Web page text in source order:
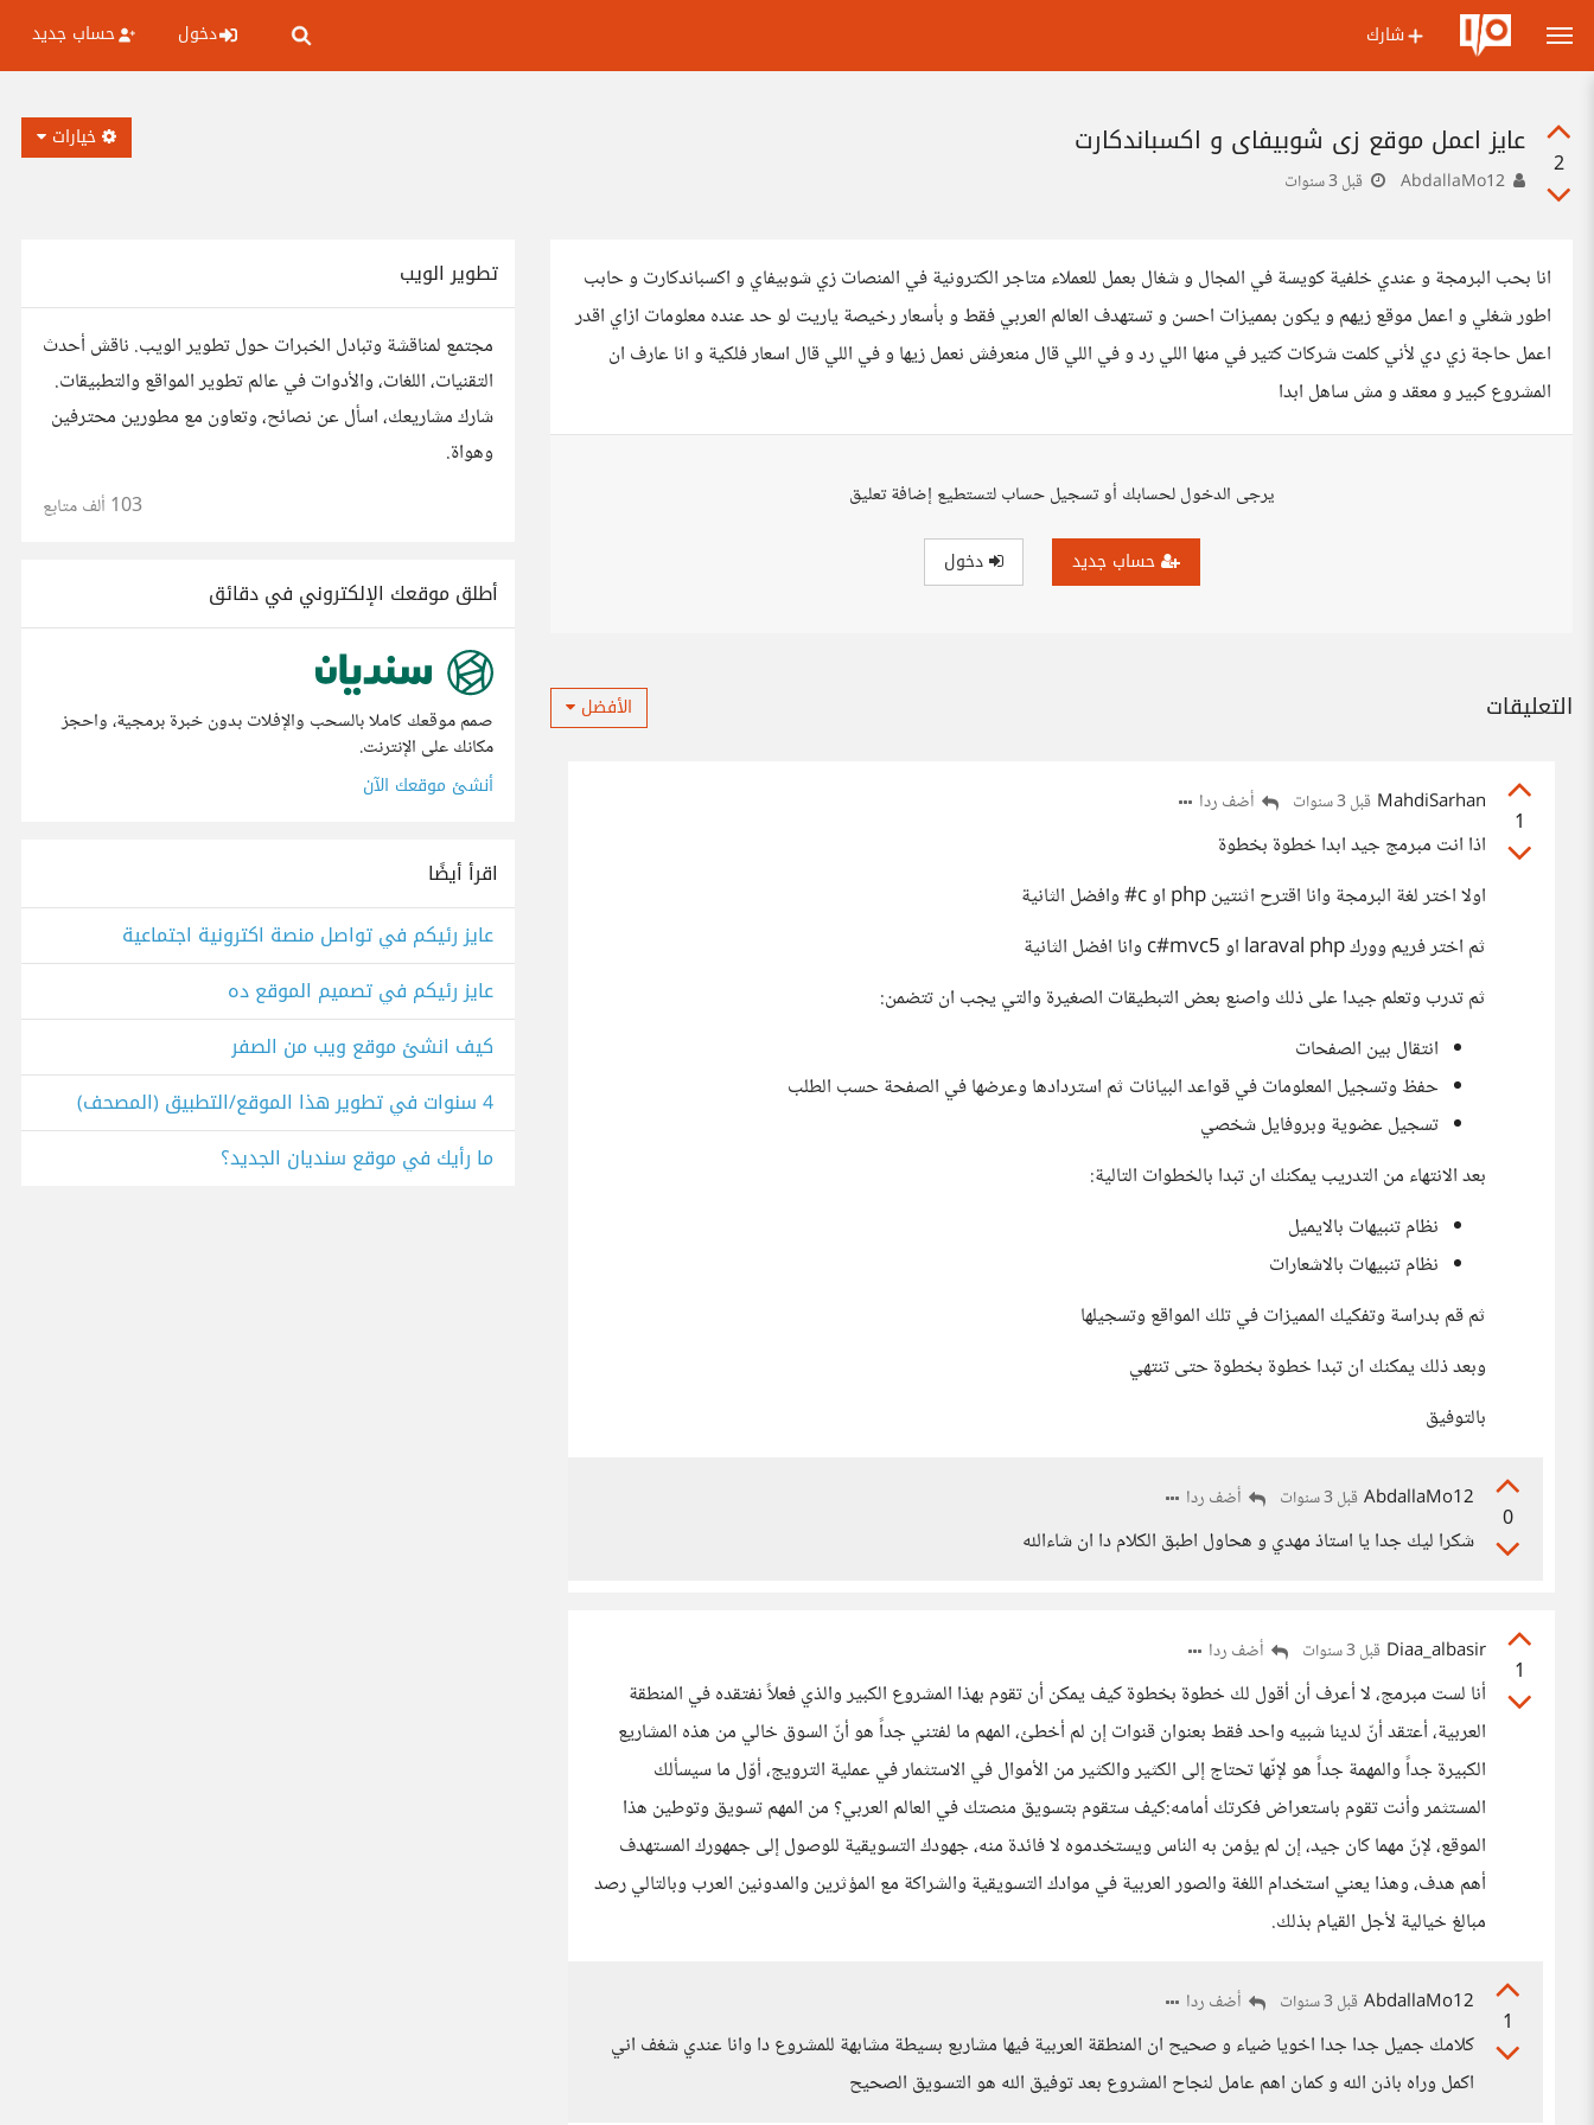
شارك دخول حساب جديد
2
عايز اعمل موقع زي شوبيفاي و اكسباندكارت
قبل 3 سنوات
خيارات
انا بحب البرمجة و عندي خلفية كويسة في المجال و شغال بعمل للعملاء متاجر الكترونية في المنصات زي شوبيفاي و اكسباندكارت و حابب
اطور شغلي و اعمل موقع زيهم و يكون بمميزات احسن و تستهدف العالم العربي فقط و بأسعار رخيصة ياريت لو حد عنده معلومات ازاي اقدر
اعمل حاجة زي دي لأني كلمت شركات كتير في منها اللي رد و في اللي قال منعرفش نعمل زيها و في اللي قال اسعار فلكية و انا عارف ان
المشروع كبير و معقد و مش ساهل ابدا
يرجى الدخول لحسابك أو تسجيل حساب لتستطيع إضافة تعليق
حساب جديد دخول
التعليقات الأفضل
1
MahdiSarhan قبل 3 سنوات أضف ردا
اذا انت مبرمج جيد ابدا خطوة بخطوة
اولا اختر لغة البرمجة وانا اقترح اثنتين php او c# وافضل الثانية
ثم اختر فريم وورك laraval php او c#mvc5 وانا افضل الثانية
ثم تدرب وتعلم جيدا على ذلك واصنع بعض التبطيقات الصغيرة والتي يجب ان تتضمن:
انتقال بين الصفحات
حفظ وتسجيل المعلومات في قواعد البيانات ثم استردادها وعرضها في الصفحة حسب الطلب
تسجيل عضوية وبروفايل شخصي
بعد الانتهاء من التدريب يمكنك ان تبدا بالخطوات التالية:
نظام تنبيهات بالايميل
نظام تنبيهات بالاشعارات
ثم قم بدراسة وتفكيك المميزات في تلك المواقع وتسجيلها
وبعد ذلك يمكنك ان تبدا خطوة بخطوة حتى تنتهي
بالتوفيق
0
AbdallaMo12 قبل 3 سنوات أضف ردا
شكرا ليك جدا يا استاذ مهدي و هحاول اطبق الكلام دا ان شاءالله
1
Diaa_albasir قبل 3 سنوات أضف ردا
أنا لست مبرمج، لا أعرف أن أقول لك خطوة بخطوة كيف يمكن أن تقوم بهذا المشروع الكبير والذي فعلاً نفتقده في المنطقة
العربية، أعتقد أنّ لدينا شبيه واحد فقط بعنوان قنوات إن لم أخطئ، المهم ما لفتني جداً هو أنّ السوق خالي من هذه المشاريع
الكبيرة جداً والمهمة جداً هو لإنّها تحتاج إلى الكثير والكثير من الأموال في الاستثمار في عملية الترويج، أوّل ما سيسألك
المستثمر وأنت تقوم باستعراض فكرتك أمامه:كيف ستقوم بتسويق منصتك في العالم العربي؟ من المهم تسويق وتوطين هذا
الموقع، لإنّ مهما كان جيد، إن لم يؤمن به الناس ويستخدموه لا فائدة منه، جهودك التسويقية للوصول إلى جمهورك المستهدف
أهم هدف، وهذا يعني استخدام اللغة والصور العربية في موادك التسويقية والشراكة مع المؤثرين والمدونين العرب وبالتالي رصد
مبالغ خيالية لأجل القيام بذلك.
1
AbdallaMo12 قبل 3 سنوات أضف ردا
كلامك جميل جدا جدا اخويا ضياء و صحيح ان المنطقة العربية فيها مشاربع بسيطة مشابهة للمشروع دا وانا عندي شغف اني
اكمل وراه باذن الله و كمان اهم عامل لنجاح المشروع بعد توفيق الله هو التسويق الصحيح
تطوير الويب
مجتمع لمناقشة وتبادل الخبرات حول تطوير الويب. ناقش أحدث
التقنيات، اللغات، والأدوات في عالم تطوير المواقع والتطبيقات.
شارك مشاريعك، اسأل عن نصائح، وتعاون مع مطورين محترفين
وهواة.
103 ألف متابع
أطلق موقعك الإلكتروني في دقائق
صمم موقعك كاملا بالسحب والإفلات بدون خبرة برمجية، واحجز
مكانك على الإنترنت.
أنشئ موقعك الآن
اقرأ أيضًا
عايز رئيكم في تواصل منصة اكترونية اجتماعية
عايز رئيكم في تصميم الموقع ده
كيف انشئ موقع ويب من الصفر
4 سنوات في تطوير هذا الموقع/التطبيق (المصحف)
ما رأيك في موقع سنديان الجديد؟